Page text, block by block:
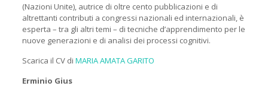
(Nazioni Unite), autrice di oltre cento pubblicazioni e di
altrettanti contributi a congressi nazionali ed internazionali, è
esperta – tra gli altri temi – di tecniche d’apprendimento per le
nuove generazioni e di analisi dei processi cognitivi.
Scarica il CV di MARIA AMATA GARITO
Erminio Gius